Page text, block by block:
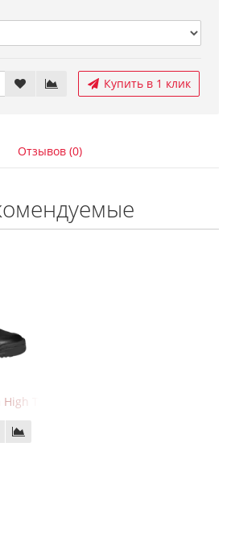
Купить в 1 клик
Отзывов (0)
Triple Black